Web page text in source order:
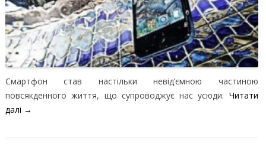
Смартфон став настільки невід’ємною частиною
повсякденного життя, що супроводжує нас усюди. Читати
далі →